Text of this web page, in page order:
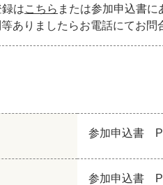
はこちら または参加申込書
等ありましたらお電話にてお問
参加申込書
参加申込書